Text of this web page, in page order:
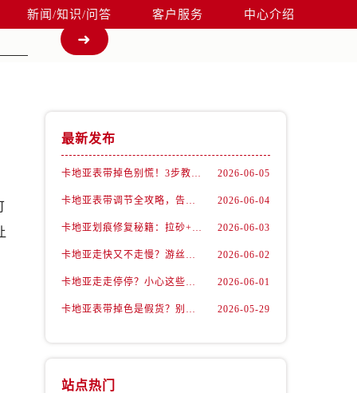
新闻/知识/问答 客户服务 中心介绍
最新发布
卡地亚表带掉色别慌！3步教你轻松恢复如新 2026-06-05
卡地亚表带调节全攻略，告别过短烦恼 2026-06-04
卡地亚划痕修复秘籍：拉砂+抛光双工艺还原如新 2026-06-03
卡地亚走快又不走慢？游丝问题你了解多少？ 2026-06-02
卡地亚走走停停？小心这些隐藏杀手 2026-06-01
卡地亚表带掉色是假货？别急，可能是这些日常习惯惹的祸 2026-05-29
站点热门